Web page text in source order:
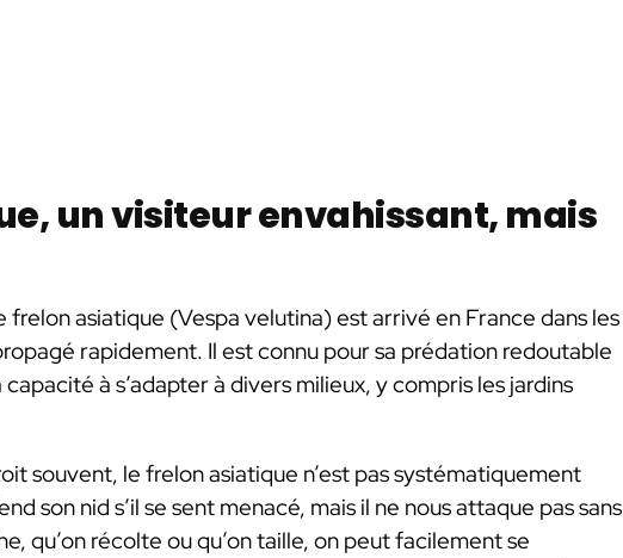
un visiteur envahissant, mais
frelon asiatique (Vespa velutina) est arrivé en France dans les
rapidement. Il est connu pour sa prédation redoutable
à s’adapter à divers milieux, y compris les jardins
souvent, le frelon asiatique n’est pas systématiquement
son nid s’il se sent menacé, mais il ne nous attaque pas sans
qu’on récolte ou qu’on taille, on peut facilement se